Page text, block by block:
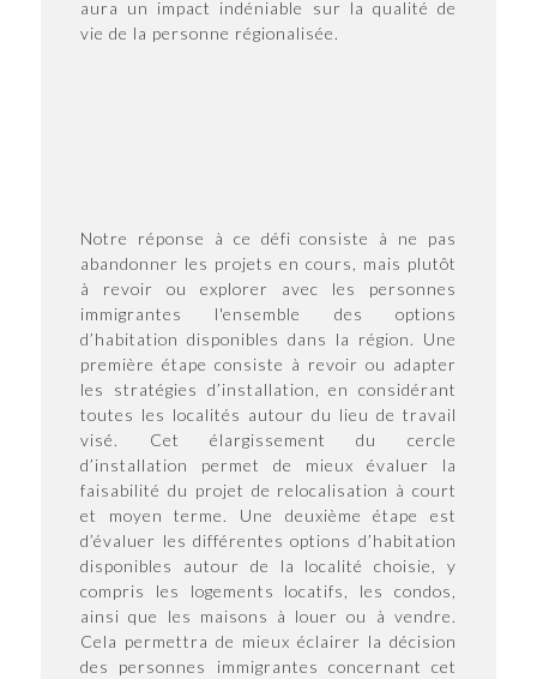
aura un impact indéniable sur la qualité de
vie de la personne régionalisée.
Notre réponse à ce défi consiste à ne pas
abandonner les projets en cours, mais plutôt
à revoir ou explorer avec les personnes
immigrantes l'ensemble des options
d’habitation disponibles dans la région. Une
première étape consiste à revoir ou adapter
les stratégies d’installation, en considérant
toutes les localités autour du lieu de travail
visé. Cet élargissement du cercle
d’installation permet de mieux évaluer la
faisabilité du projet de relocalisation à court
et moyen terme. Une deuxième étape est
d’évaluer les différentes options d’habitation
disponibles autour de la localité choisie, y
compris les logements locatifs, les condos,
ainsi que les maisons à louer ou à vendre.
Cela permettra de mieux éclairer la décision
des personnes immigrantes concernant cet